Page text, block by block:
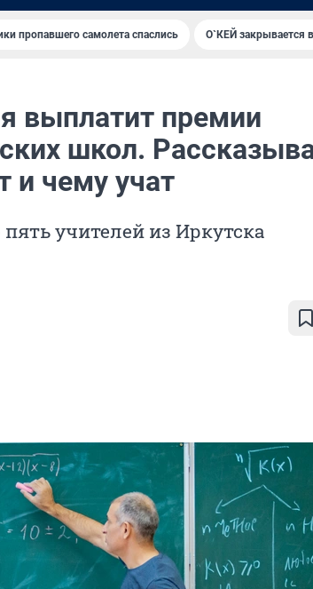
пропавшего самолета спаслись О`КЕЙ закрывается
выплатит премии
школ.
и чему учат
учителей из Иркутска